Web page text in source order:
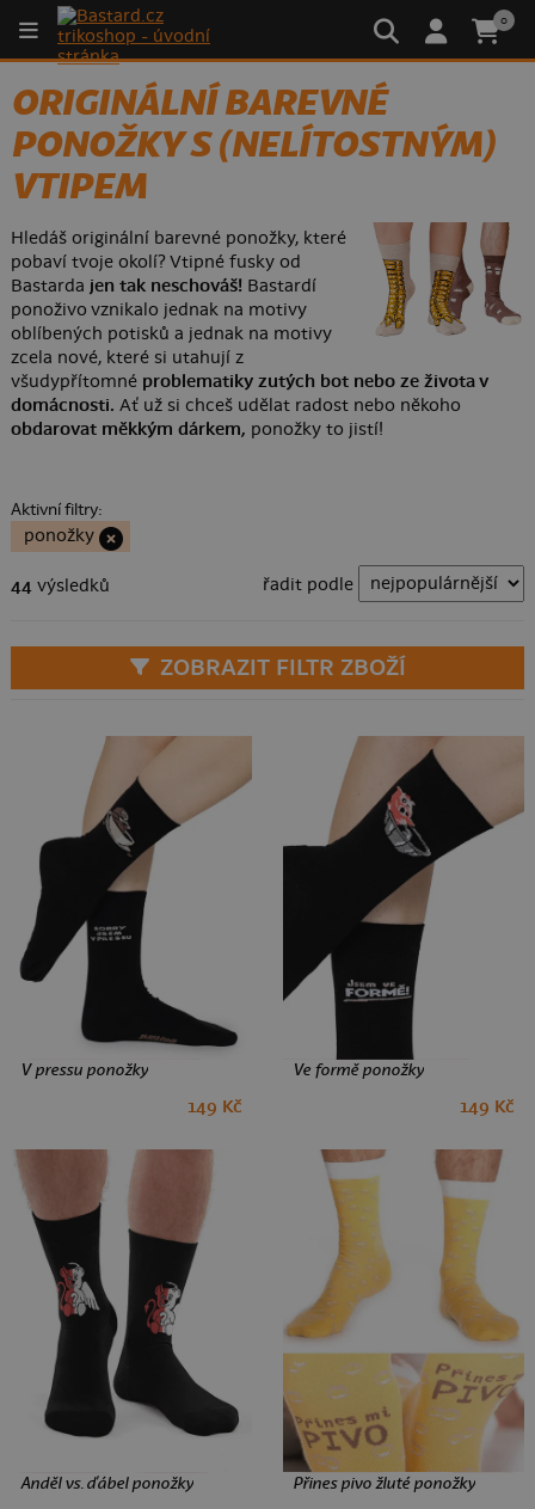
0
ORIGINÁLNÍ BAREVNÉ
PONOŽKY S (NELÍTOSTNÝM)
VTIPEM
Hledáš originální barevné ponožky, které
pobaví tvoje okolí? Vtipné fusky od
Bastarda jen tak neschováš! Bastardí
ponoživo vznikalo jednak na motivy
oblíbených potisků a jednak na motivy
zcela nové, které si utahují z
všudypřítomné problematiky zutých bot nebo ze života v
domácnosti. Ať už si chceš udělat radost nebo někoho
obdarovat měkkým dárkem, ponožky to jistí!
Aktivní filtry:
ponožky
44 výsledků řadit podle
ZOBRAZIT FILTR ZBOŽÍ
123 Kč
43-46
V pressu ponožky
149 Kč
43-46
Ve formě ponožky
149 Kč
Anděl vs. ďábel ponožky
Přines pivo žluté ponožky